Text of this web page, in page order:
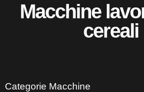
Macchine
cereali
Categorie Macchine